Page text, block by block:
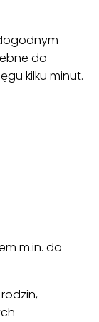
do
kilku minut.
m.in. do